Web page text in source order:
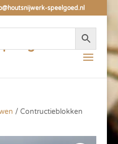
speelgoed.nl
/ Contructieblokken